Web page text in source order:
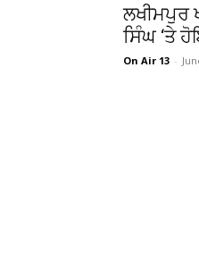
ਲਖੀਮਪੁਰ
ਸਿੰਘ ‘ਤੇ
On Air 13 -